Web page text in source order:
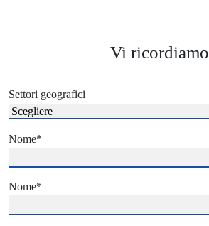
Vi ricordiamo
Settori geografici
Nome*
Nome*